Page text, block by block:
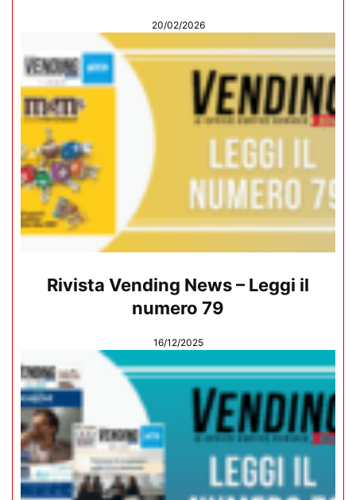
20/02/2026
Rivista Vending News – Leggi il
numero 79
16/12/2025